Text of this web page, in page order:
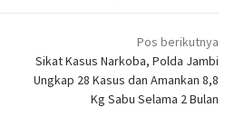
Pos berikutnya
Sikat Kasus Narkoba, Polda Jambi
Ungkap 28 Kasus dan Amankan 8,8
Kg Sabu Selama 2 Bulan